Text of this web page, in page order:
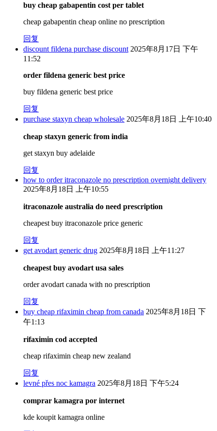
buy cheap gabapentin cost per tablet
cheap gabapentin cheap online no prescription
回复
discount fildena purchase discount 2025年8月17日 下午
11:52
order fildena generic best price
buy fildena generic best price
回复
purchase staxyn cheap wholesale 2025年8月18日 上午10:40
cheap staxyn generic from india
get staxyn buy adelaide
回复
how to order itraconazole no prescription overnight delivery
2025年8月18日 上午10:55
itraconazole australia do need prescription
cheapest buy itraconazole price generic
回复
get avodart generic drug 2025年8月18日 上午11:27
cheapest buy avodart usa sales
order avodart canada with no prescription
回复
buy cheap rifaximin cheap from canada 2025年8月18日 下
午1:13
rifaximin cod accepted
cheap rifaximin cheap new zealand
回复
levné přes noc kamagra 2025年8月18日 下午5:24
comprar kamagra por internet
kde koupit kamagra online